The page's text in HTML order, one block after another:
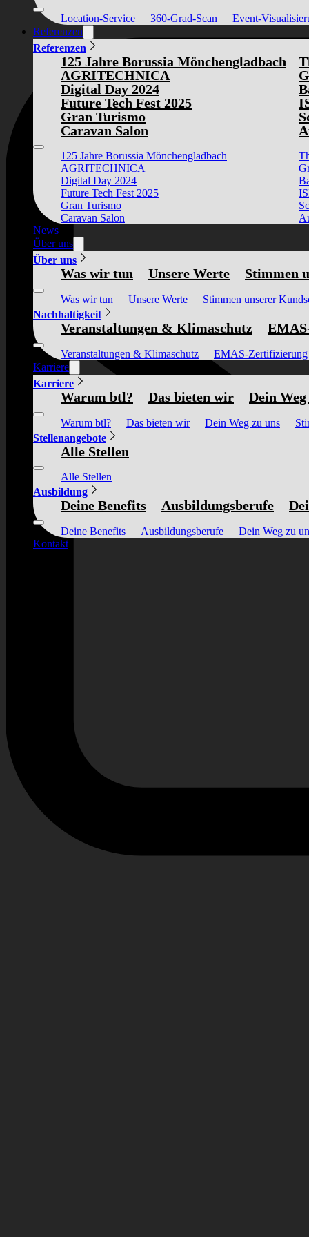
Location-Service 360-Grad-Scan
Event-
Referenzen
Referenzen
125 Jahre Borussia Mönchengladbach
AGRITECHNICA
Digital Day 2024
Future Tech Fest 2025
Gran Turismo
Caravan Salon
125 Jahre Borussia Mönchengladbach
AGRITECHNICA
Digital Day 2024
Future Tech Fest 2025
Gran Turismo
Caravan Salon
News
Über uns
Über uns
Was wir tun Unsere Werte Stimmen
Was wir tun Unsere Werte
Stimmen unserer
Nachhaltigkeit
Veranstaltungen & Klimaschutz
Veranstaltungen & Klimaschutz
EMAS-Zertifizierung
Karriere
Karriere
Warum btl? Das bieten wir Dein
Warum btl? Das bieten wir Dein Weg zu uns
Stellenangebote
Alle Stellen
Alle Stellen
Ausbildung
Deine Benefits Ausbildungsberufe
Deine Benefits Ausbildungsberufe
Dein Weg zu
Kontakt